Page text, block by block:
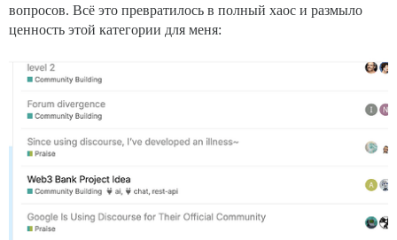
вопросов. Всё это превратилось в полный хаос и размыло
ценность этой категории для меня: